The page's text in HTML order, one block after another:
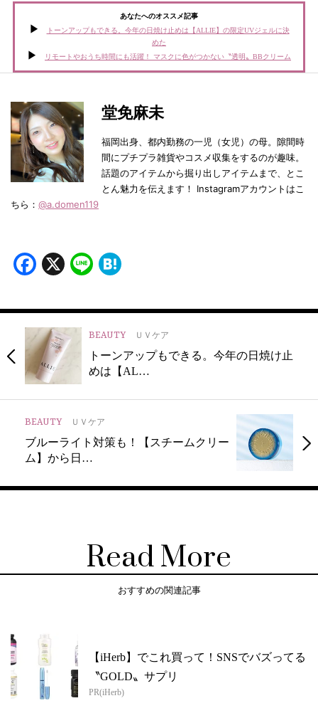
あなたへのオススメ記事
トーンアップもできる。今年の日焼け止めは【ALLIE】の限定UVジェルに決
めた
リモートやおうち時間にも活躍！ マスクに色がつかない〝透明〟BBクリーム
堂免麻未
福岡出身、都内勤務の一児（女児）の母。隙間時
間にプチプラ雑貨やコスメ収集をするのが趣味。
話題のアイテムから掘り出しアイテムまで、とこ
とん魅力を伝えます！ Instagramアカウントはこ
ちら： @a.domen119
Facebook
X Line
BEAUTY ＵＶケア
トーンアップもできる。今年の日焼け止
めは【AL…
BEAUTY ＵＶケア
ブルーライト対策も！【スチームクリー
ム】から日…
Read More
おすすめの関連記事
【iHerb】でこれ買って！SNSでバズってる
〝GOLD〟サプリ
PR(iHerb)